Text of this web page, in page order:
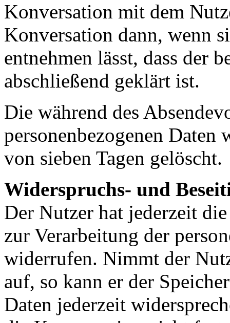
Konversation mit dem
Konversation dann, wenn
entnehmen lässt, dass der
abschließend geklärt ist.
Die während des
personenbezogenen Daten
von sieben Tagen gelöscht.
Widerspruchs- und
Der Nutzer hat jederzeit
zur Verarbeitung der
widerrufen. Nimmt der
auf, so kann er der
Daten jederzeit